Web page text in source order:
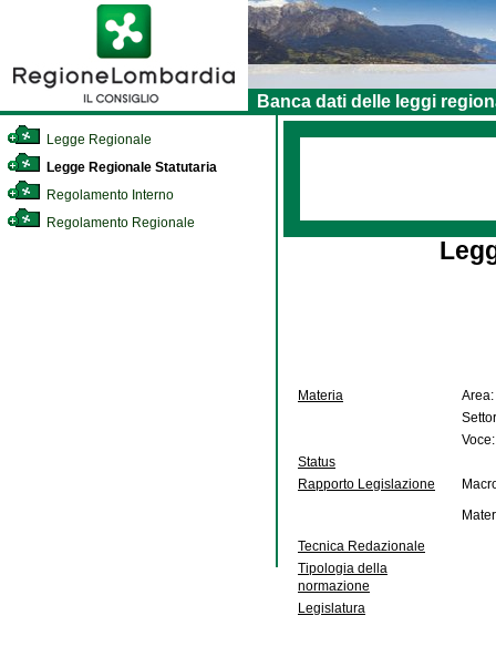
Banca dati delle leggi
Legge Regionale
Legge Regionale Statutaria
Regolamento Interno
Regolamento Regionale
Materia
Area:
Voce:
Status
Rapporto Legislazione
Tecnica Redazionale
Tipologia della
normazione
Legislatura